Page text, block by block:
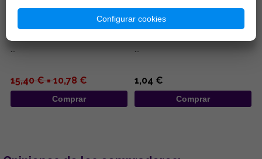
REDONDO 10X11CM
15,40 € =10,78 €
Comprar
INCENSARIOS DE MADERA 25,5
CM
1,04 €
Comprar
Configurar cookies